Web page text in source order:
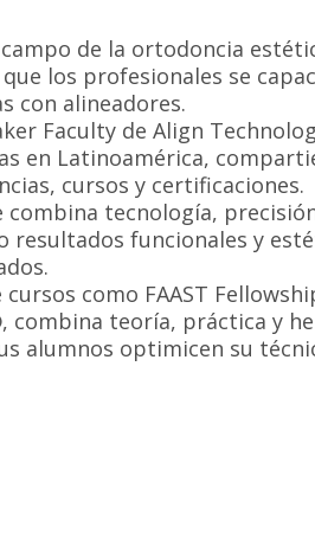
de la ortodoncia
los profesionales se
con alineadores.
Faculty de Align
en Latinoamérica,
cursos y certificaciones.
combina tecnología,
resultados funcionales y
cursos como FAAST
combina teoría, práctica y
alumnos optimicen su